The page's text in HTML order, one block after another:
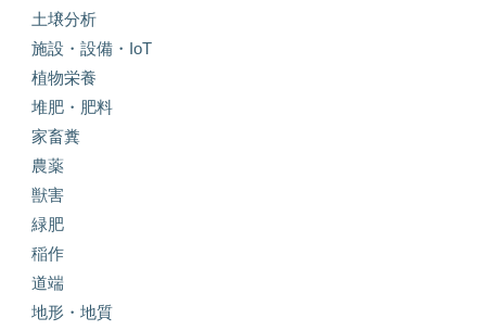
土壌分析
施設・設備・IoT
植物栄養
堆肥・肥料
家畜糞
農薬
獣害
緑肥
稲作
道端
地形・地質